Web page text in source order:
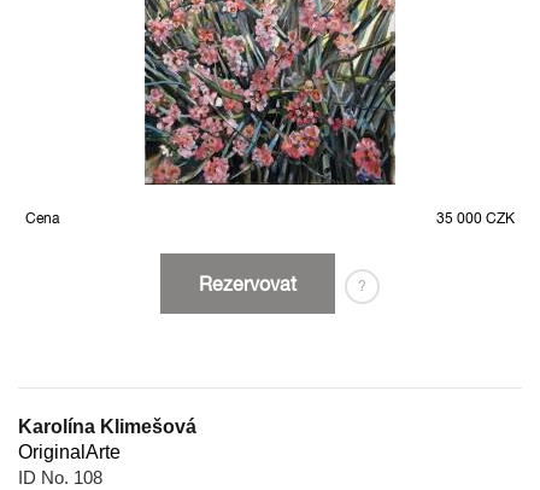
Cena 35 000 CZK
Rezervovat ?
Karolína Klimešová
OriginalArte
ID No. 108